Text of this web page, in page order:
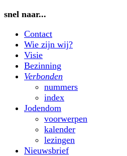
snel naar...
Contact
Wie zijn wij?
Visie
Bezinning
Verbonden
nummers
index
Jodendom
voorwerpen
kalender
lezingen
Nieuwsbrief